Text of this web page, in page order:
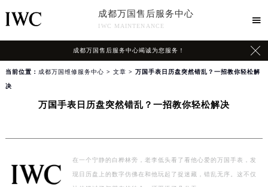
成都万国售后服务中心
IWC MAINTENANCE

成都万国售后服务中心竭诚为您服务！ 
当前位置： 成都万国维修服务中心 > 文章 > 万国手表日历盘突然错乱？一招教你轻松解
决
万国手表日历盘突然错乱？一招教你轻松解决
在一个宁静的白桦林旁，老李低头看了看他心爱的万国手表，发
现日历盘上的数字仿佛在和他玩起了捉迷藏，错乱无序。这不仅